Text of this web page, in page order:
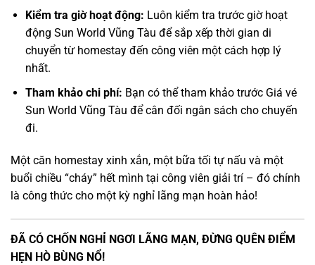
Kiểm tra giờ hoạt động: Luôn kiểm tra trước giờ hoạt
động Sun World Vũng Tàu để sắp xếp thời gian di
chuyển từ homestay đến công viên một cách hợp lý
nhất.
Tham khảo chi phí: Bạn có thể tham khảo trước Giá vé
Sun World Vũng Tàu để cân đối ngân sách cho chuyến
đi.
Một căn homestay xinh xắn, một bữa tối tự nấu và một
buổi chiều “cháy” hết mình tại công viên giải trí – đó chính
là công thức cho một kỳ nghỉ lãng mạn hoàn hảo!
ĐÃ CÓ CHỐN NGHỈ NGƠI LÃNG MẠN, ĐỪNG QUÊN ĐIỂM
HẸN HÒ BÙNG NỔ!